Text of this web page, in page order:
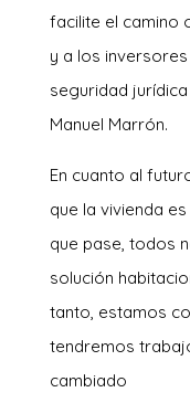
facilite el camino
y a los
seguridad
Manuel Marrón.
En cuanto al
que la vivienda
que pase, todos
solución
tanto, estamos
tendremos
cambiado